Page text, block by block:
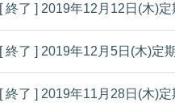
[ 終了 ] 2019年12月12日(木)
[ 終了 ] 2019年12月5日(木)定
[ 終了 ] 2019年11月28日(木)